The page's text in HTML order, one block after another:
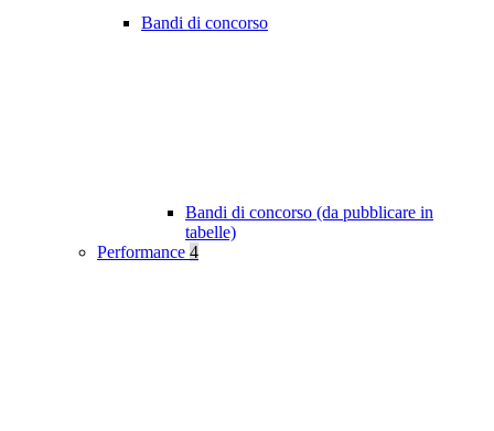
Bandi di concorso
Bandi di concorso (da pubblicare in
tabelle)
Performance 4